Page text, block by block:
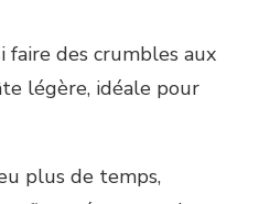
faire des crumbles aux
légère, idéale pour
plus de temps,